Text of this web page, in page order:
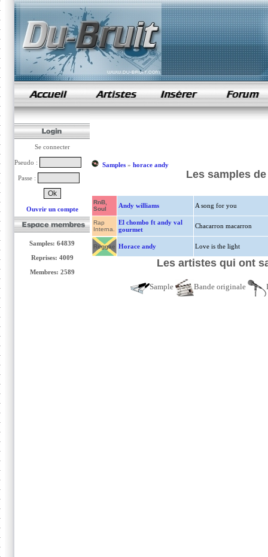
samples de rap
Se connecter
Pseudo :
Passe :
Ouvrir un compte
Samples: 64839
Reprises: 4009
Membres: 2589
Samples» horace andy
Les samples
RnB,
Soul
Andy williams A song for you
Rap
Interna.
El chombo ft andy val
gourmet
Chacarron macarron
Reggae Horace andy Love is the light
Les artistes qui ont
Sample Bande originale